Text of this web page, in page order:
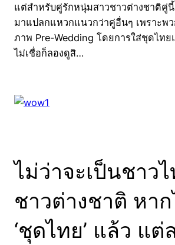
แต่สำหรับคู่รักหนุ่มสาวชาวต่างชาติคู่
มาแปลกแหวกแนวกว่าคู่อื่นๆ เพราะพว
ภาพ Pre-Wedding โดยการใส่ชุดไท
ไม่เชื่อก็ลองดูสิ…
ไม่ว่าจะเป็นชาว
ชาวต่างชาติ หา
‘ชุดไทย’ แล้ว แต่